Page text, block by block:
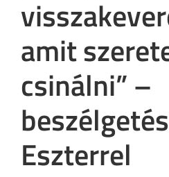
amit
csinálni” –
Eszterrel